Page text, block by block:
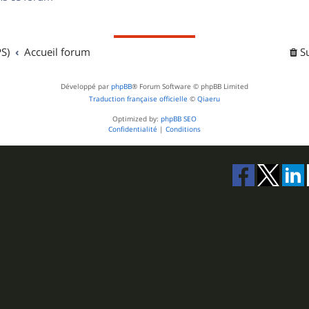
Accueil forum
Développé par phpBB® Forum Software © phpBB Limited
Traduction française officielle © Qiaeru
Optimized by: phpBB SEO
Confidentialité | Conditions